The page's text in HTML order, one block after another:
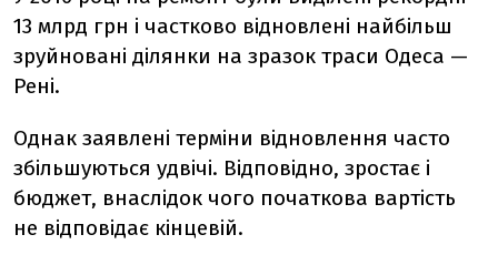
13 млрд грн і частково відновлені найбільш
зруйновані ділянки на зразок траси Одеса —
Рені.
Однак заявлені терміни відновлення часто
збільшуються удвічі. Відповідно, зростає і
бюджет, внаслідок чого початкова вартість
не відповідає кінцевій.